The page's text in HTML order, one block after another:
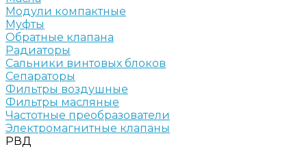
Модули компактные
Муфты
Обратные клапана
Радиаторы
Сальники винтовых блоков
Сепараторы
Фильтры воздушные
Фильтры масляные
Частотные преобразователи
Электромагнитные клапаны
РВД